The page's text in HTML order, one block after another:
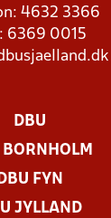
4632 3366
6369 0015
DBU
BORNHOLM
DBU FYN
JYLLAND